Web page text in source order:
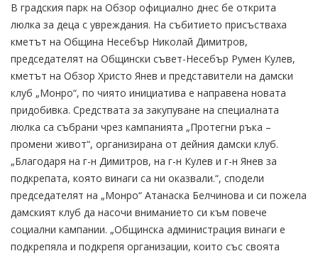
В градския парк на Обзор официално днес бе открита
люлка за деца с увреждания. На събитието присъстваха
кметът на Община Несебър Николай Димитров,
председателят на Общински съвет-Несебър Румен Кулев,
кметът на Обзор Христо Янев и представители на дамски
клуб „Монро“, по чиято инициатива е направена новата
придобивка. Средствата за закупуване на специалната
люлка са събрани чрез кампанията „Протегни ръка –
промени живот“, организирана от дейния дамски клуб.
„Благодаря на г-н Димитров, на г-н Кулев и г-н Янев за
подкрепата, която винаги са ни оказвали.“, сподели
председателят на „Монро“ Атанаска Белчинова и си пожела
дамският клуб да насочи вниманието си към повече
социални кампании. „Общинска администрация винаги е
подкрепяла и подкрепя организации, които със своята